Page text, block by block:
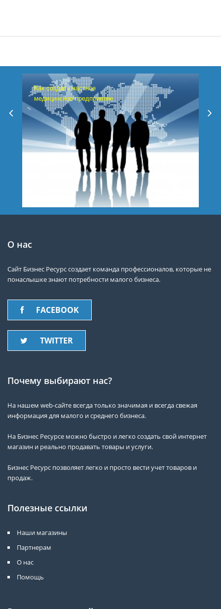
Как создать частное
медицинское предприятие
О нас
Сайт Бизнес Ресурс создает команда профессионалов, которые не
понаслышке знают потребности малого бизнеса.
FACEBOOK
TWITTER
Почему выбирают нас?
На нашем web-сайте всегда только значимая и всегда свежая
информация для малого и среднего бизнеса.
На Бизнес Ресурсе можно быстро и легко создать свой интернет
магазин и реально продавать товары и услуги.
Бизнес Ресурс позволяет легко и просто вести учет товаров и
продаж.
Полезные ссылки
Наши магазины
Партнерам
О нас
Помощь